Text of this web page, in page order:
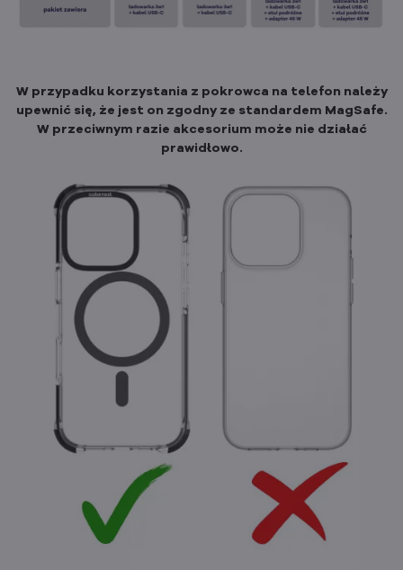
W przypadku korzystania z pokrowca na telefon należy
upewnić się, że jest on zgodny ze standardem MagSafe.
W przeciwnym razie akcesorium może nie działać
prawidłowo.